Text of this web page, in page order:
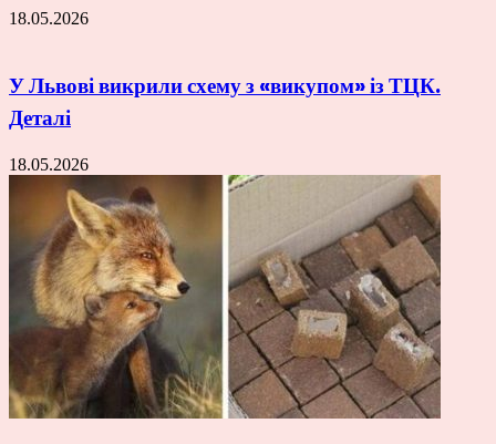
18.05.2026
У Львові викрили схему з «викупом» із ТЦК.
Деталі
18.05.2026